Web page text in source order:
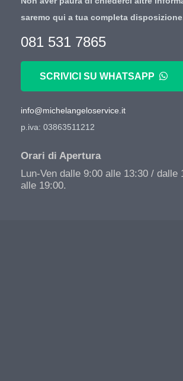
saremo qui a tua completa
081 531 7865
SCRIVICI SU WHATSAPP
info@michelangeloservice.it
p.iva: 03863511212
Orari di Apertura
Lun-Ven dalle 9:00 alle 13:30 / dalle
alle 19:00.